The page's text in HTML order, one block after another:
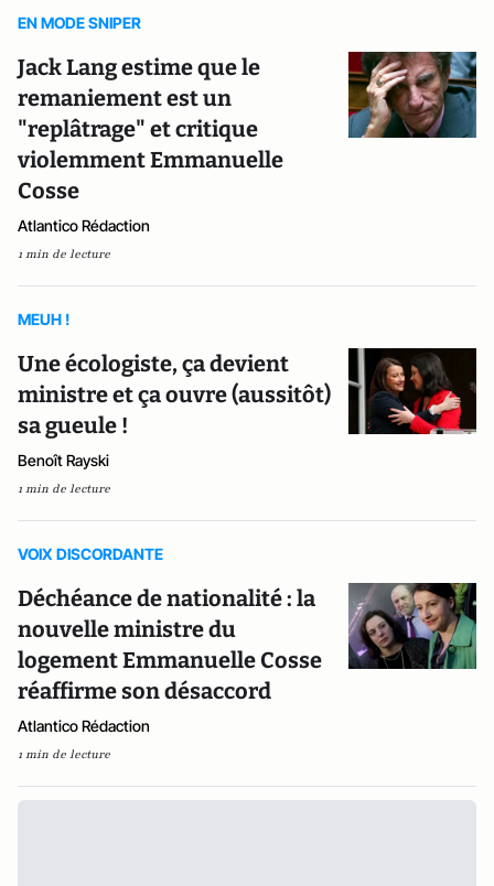
EN MODE SNIPER
Jack Lang estime que le
remaniement est un
"replâtrage" et critique
violemment Emmanuelle
Cosse
Atlantico Rédaction
1 min de lecture
MEUH !
Une écologiste, ça devient
ministre et ça ouvre (aussitôt)
sa gueule !
Benoît Rayski
1 min de lecture
VOIX DISCORDANTE
Déchéance de nationalité : la
nouvelle ministre du
logement Emmanuelle Cosse
réaffirme son désaccord
Atlantico Rédaction
1 min de lecture